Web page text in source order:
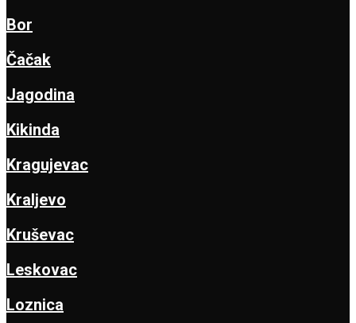
Bor
Čačak
Jagodina
Kikinda
Kragujevac
Kraljevo
Kruševac
Leskovac
Loznica